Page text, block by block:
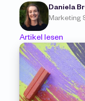
Daniela
Marketing
Artikel lesen